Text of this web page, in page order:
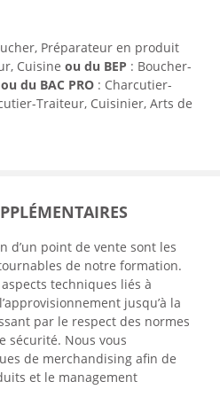
Préparateur en produit
Cuisine ou du BEP : Boucher-
ou du BAC PRO : Charcutier-
Traiteur, Cuisinier, Arts de
d’un point de vente sont les
de notre formation.
techniques liés à
jusqu’à la
par le respect des normes
sécurité. Nous vous
de merchandising afin de
et le management